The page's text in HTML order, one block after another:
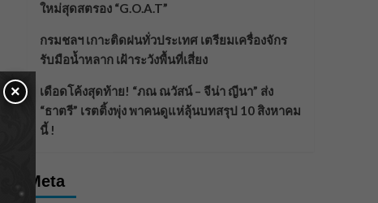
ใหม่สุดสตรอง “G.O.A.T”
กรมชลฯ เกาะติดฝนทั่วประเทศ เตรียมเครื่องจักร
รับมือน้ำหลาก เฝ้าระวังพื้นที่เสี่ยง
เดือดโค้งสุดท้าย! “ภณ ณวัสน์ – จีน่า ญีนา” ส่ง
“ธาตรี” เรตติ้งพุ่ง พาคนดูแห่ลุ้นบทสรุป 10 สิงหาคม
นี้ !
Meta
×